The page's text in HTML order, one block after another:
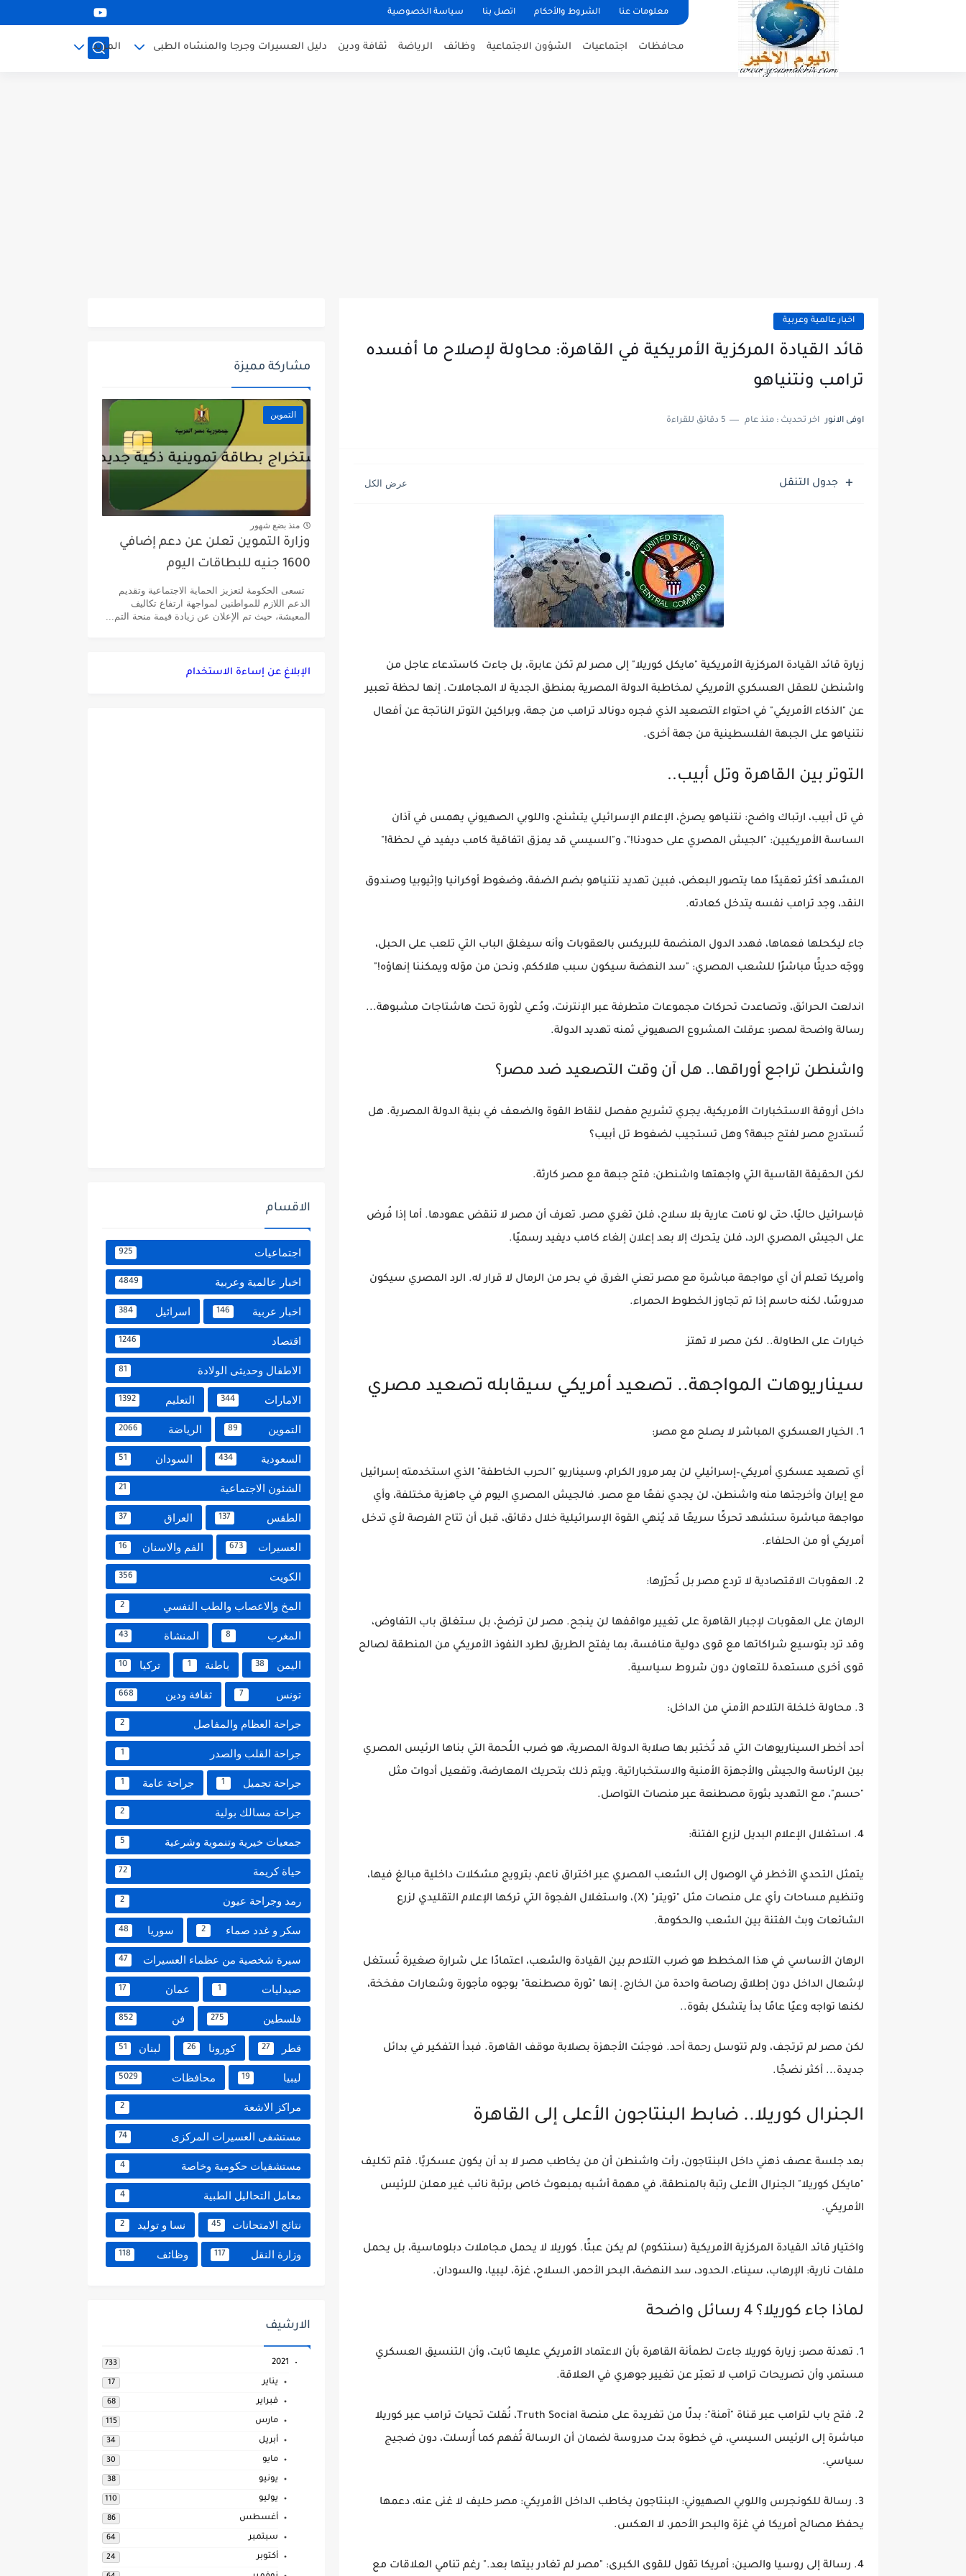
معلومات عنا الشروط والأحكام اتصل بنا سياسة الخصوصية
محافظات اجتماعيات الشؤون الاجتماعية وظائف الرياضة ثقافة ودين دليل العسيرات وجرجا والمنشاه الطبى المزيد
اخبار عالمية وعربية
قائد القيادة المركزية الأمريكية في القاهرة: محاولة لإصلاح ما أفسده
ترامب ونتنياهو
اوفى الانور اخر تحديث : منذ عام 5 دقائق للقراءة
جدول التنقل
زيارة قائد القيادة المركزية الأمريكية "مايكل كوريلا" إلى مصر لم تكن عابرة، بل جاءت كاستدعاء عاجل من
واشنطن للعقل العسكري الأمريكي لمخاطبة الدولة المصرية بمنطق الجدية لا المجاملات. إنها لحظة تعبير
عن "الذكاء الأمريكي" في احتواء التصعيد الذي فجره دونالد ترامب من جهة، وبراكين التوتر الناتجة عن أفعال
نتنياهو على الجبهة الفلسطينية من جهة أخرى.
التوتر بين القاهرة وتل أبيب..
في تل أبيب، ارتباك واضح: نتنياهو يصرخ، الإعلام الإسرائيلي يتشنج، واللوبي الصهيوني يهمس في آذان
الساسة الأمريكيين: "الجيش المصري على حدودنا!"، و"السيسي قد يمزق اتفاقية كامب ديفيد في لحظة!"
المشهد أكثر تعقيدًا مما يتصور البعض، فبين تهديد نتنياهو بضم الضفة، وضغوط أوكرانيا وإثيوبيا وصندوق
النقد، وجد ترامب نفسه يتدخل كعادته.
جاء ليكحلها فعماها، فهدد الدول المنضمة للبريكس بالعقوبات وأنه سيغلق الباب التي تلعب على الحبل،
ووجّه حديثًا مباشرًا للشعب المصري: "سد النهضة سيكون سبب هلاككم، ونحن من موّله ويمكننا إنهاؤه!"
اندلعت الحرائق، وتصاعدت تحركات مجموعات متطرفة عبر الإنترنت، ودُعي لثورة تحت هاشتاجات مشبوهة...
رسالة واضحة لمصر: عرقلت المشروع الصهيوني ثمنه تهديد الدولة.
واشنطن تراجع أوراقها.. هل آن وقت التصعيد ضد مصر؟
داخل أروقة الاستخبارات الأمريكية، يجري تشريح مفصل لنقاط القوة والضعف في بنية الدولة المصرية. هل
تُستدرج مصر لفتح جبهة؟ وهل تستجيب لضغوط تل أبيب؟
لكن الحقيقة القاسية التي واجهتها واشنطن: فتح جبهة مع مصر كارثة.
فإسرائيل حاليًا، حتى لو نامت عارية بلا سلاح، فلن تغري مصر. تعرف أن مصر لا تنقض عهودها. أما إذا فُرض
على الجيش المصري الرد، فلن يتحرك إلا بعد إعلان إلغاء كامب ديفيد رسميًا.
وأمريكا تعلم أن أي مواجهة مباشرة مع مصر تعني الغرق في بحر من الرمال لا قرار له. الرد المصري سيكون
مدروسًا، لكنه حاسم إذا تم تجاوز الخطوط الحمراء.
خيارات على الطاولة.. لكن مصر لا تهتز
سيناريوهات المواجهة.. تصعيد أمريكي سيقابله تصعيد مصري
1. الخيار العسكري المباشر لا يصلح مع مصر:
أي تصعيد عسكري أمريكي–إسرائيلي لن يمر مرور الكرام، وسيناريو "الحرب الخاطفة" الذي استخدمته إسرائيل
مع إيران وأخرجتها منه واشنطن، لن يجدي نفعًا مع مصر. فالجيش المصري اليوم في جاهزية مختلفة، وأي
مواجهة مباشرة ستشهد تحركًا سريعًا قد يُنهي القوة الإسرائيلية خلال دقائق، قبل أن تتاح الفرصة لأي تدخل
أمريكي أو من الحلفاء.
2. العقوبات الاقتصادية لا تردع مصر بل تُحرّرها:
الرهان على العقوبات لإجبار القاهرة على تغيير مواقفها لن ينجح. مصر لن ترضخ، بل ستغلق باب التفاوض،
وقد ترد بتوسيع شراكاتها مع قوى دولية منافسة، بما يفتح الطريق لطرد النفوذ الأمريكي من المنطقة لصالح
قوى أخرى مستعدة للتعاون دون شروط سياسية.
3. محاولة خلخلة التلاحم الأمني من الداخل:
أحد أخطر السيناريوهات التي قد تُختبر بها صلابة الدولة المصرية، هو ضرب اللُحمة التي بناها الرئيس المصري
بين الرئاسة والجيش والأجهزة الأمنية والاستخباراتية. ويتم ذلك بتحريك المعارضة، وتفعيل أدوات مثل
"حسم"، مع التهديد بثورة مصطنعة عبر منصات التواصل.
4. استغلال الإعلام البديل لزرع الفتنة:
يتمثل التحدي الأخطر في الوصول إلى الشعب المصري عبر اختراق ناعم، بترويج مشكلات داخلية مبالغ فيها،
وتنظيم مساحات رأي على منصات مثل "تويتر" (X)، واستغلال الفجوة التي تركها الإعلام التقليدي لزرع
الشائعات وبث الفتنة بين الشعب والحكومة.
الرهان الأساسي في هذا المخطط هو ضرب التلاحم بين القيادة والشعب، اعتمادًا على شرارة صغيرة تُستغل
لإشعال الداخل دون إطلاق رصاصة واحدة من الخارج. إنها "ثورة مصطنعة" بوجوه مأجورة وشعارات مفخخة،
لكنها تواجه وعيًا عامًا بدأ يتشكل بقوة..
لكن مصر لم ترتجف، ولم تتوسل رحمة أحد. فوجئت الأجهزة بصلابة موقف القاهرة. فبدأ التفكير في بدائل
جديدة... أكثر نضجًا.
الجنرال كوريلا.. ضابط البنتاجون الأعلى إلى القاهرة
بعد جلسة عصف ذهني داخل البنتاجون، رأت واشنطن أن من يخاطب مصر لا بد أن يكون عسكريًا. فتم تكليف
"مايكل كوريلا" الجنرال الأعلى رتبة بالمنطقة، في مهمة أشبه بمبعوث خاص برتبة نائب غير معلن للرئيس
الأمريكي.
واختيار قائد القيادة المركزية الأمريكية (سنتكوم) لم يكن عبثًا. كوريلا لا يحمل مجاملات دبلوماسية، بل يحمل
ملفات نارية: الإرهاب، سيناء، الحدود، سد النهضة، البحر الأحمر، السلاح، غزة، ليبيا، والسودان.
لماذا جاء كوريلا؟ 4 رسائل واضحة
1. تهدئة مصر: زيارة كوريلا جاءت لطمأنة القاهرة بأن الاعتماد الأمريكي عليها ثابت، وأن التنسيق العسكري
مستمر، وأن تصريحات ترامب لا تعبّر عن تغيير جوهري في العلاقة.
2. فتح باب لترامب عبر قناة "آمنة": بدلًا من تغريدة على منصة Truth Social، نُقلت تحيات ترامب عبر كوريلا
مباشرة إلى الرئيس السيسي، في خطوة بدت مدروسة لضمان أن الرسالة تُفهم كما أُرسلت، دون ضجيج
سياسي.
3. رسالة للكونجرس واللوبي الصهيوني: البنتاجون يخاطب الداخل الأمريكي: مصر حليف لا غنى عنه، دعمها
يحفظ مصالح أمريكا في غزة والبحر الأحمر، لا العكس.
4. رسالة إلى روسيا والصين: أمريكا تقول للقوى الكبرى: "مصر لم تغادر بيتها بعد." رغم تنامي العلاقات مع
مشاركة مميزة
التموين
منذ بضع شهور
وزارة التموين تعلن عن دعم إضافي
1600 جنيه للبطاقات اليوم
تسعى الحكومة لتعزيز الحماية الاجتماعية وتقديم
الدعم اللازم للمواطنين لمواجهة ارتفاع تكاليف
المعيشة، حيث تم الإعلان عن زيادة قيمة منحة التم...
الإبلاغ عن إساءة الاستخدام
الاقسام
اجتماعيات 925
اخبار عالمية وعربية 4849
اخبار عربية 146 اسرائيل 384
اقتصاد 1246
الاطفال وحديثى الولادة 81
الامارات 344 التعليم 1392
التموين 89 الرياضة 2066
السعودية 434 السودان 51
الشئون الاجتماعية 21
الطقس 137 العراق 37
العسيرات 673 الفم والاسنان 16
الكويت 356
المخ والاعصاب والطب النفسي 2
المغرب 8 المنشاة 43
اليمن 38 باطنة 1 تركيا 10
تونس 7 ثقافة ودين 668
جراحة العظام والمفاصل 2
جراحة القلب والصدر 1
جراحة تجميل 1 جراحة عامة 1
جراحة مسالك بولية 2
جمعيات خيرية وتنموية وشرعية 5
حياة كريمة 72
رمد وجراحة عيون 2
سكر و غدد صماء 2 سوريا 48
سيرة شخصية من عظماء العسيرات 47
صيدليات 1 عمان 17
فلسطين 275 فن 852
قطر 27 كورونا 26 لبنان 51
ليبيا 19 محافظات 5029
مراكز الاشعة 2
مستشفى العسيرات المركزى 74
مستشفيات حكومية وخاصة 4
معامل التحاليل الطبية 4
نتائج الامتحانات 45 نسا و توليد 2
وزارة النقل 117 وظائف 118
الارشيف
2021
733
يناير 17
فبراير 68
مارس 115
أبريل 34
مايو 30
يونيو 38
يوليو 110
أغسطس 86
سبتمبر 64
أكتوبر 24